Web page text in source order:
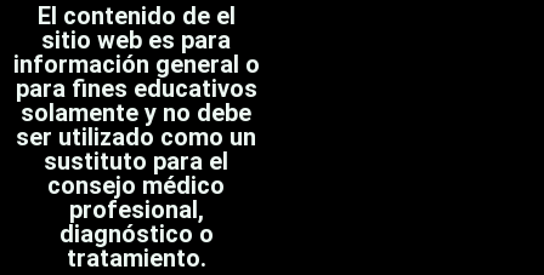
El contenido de el
sitio web es para
información general o
para fines educativos
solamente y no debe
ser utilizado como un
sustituto para el
consejo médico
profesional,
diagnóstico o
tratamiento.